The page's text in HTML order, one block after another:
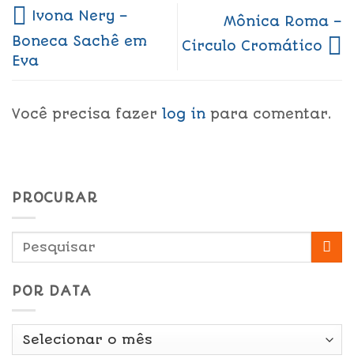
Ivona Nery –
Boneca Sachê em
Eva
Mônica Roma –
Circulo Cromático
Você precisa fazer log in para comentar.
PROCURAR
POR DATA
Por